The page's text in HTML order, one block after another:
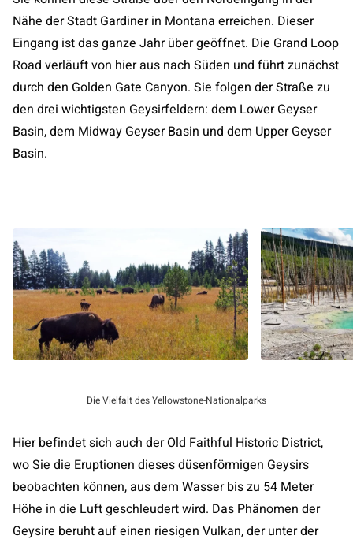
Nähe der Stadt Gardiner in Montana erreichen. Dieser
Eingang ist das ganze Jahr über geöffnet. Die Grand Loop
Road verläuft von hier aus nach Süden und führt zunächst
durch den Golden Gate Canyon. Sie folgen der Straße zu
den drei wichtigsten Geysirfeldern: dem Lower Geyser
Basin, dem Midway Geyser Basin und dem Upper Geyser
Basin.
Die Vielfalt des Yellowstone-Nationalparks
Hier befindet sich auch der Old Faithful Historic District,
wo Sie die Eruptionen dieses düsenförmigen Geysirs
beobachten können, aus dem Wasser bis zu 54 Meter
Höhe in die Luft geschleudert wird. Das Phänomen der
Geysire beruht auf einen riesigen Vulkan, der unter der